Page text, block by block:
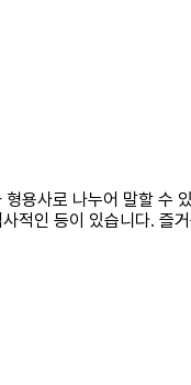
용사로 나누어 말할 수
적인 등이 있습니다. 즐